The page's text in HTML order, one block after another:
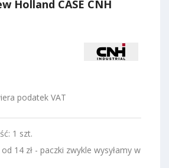
Holland CASE CNH
podatek VAT
1 szt.
14 zł - paczki zwykle wysyłamy w